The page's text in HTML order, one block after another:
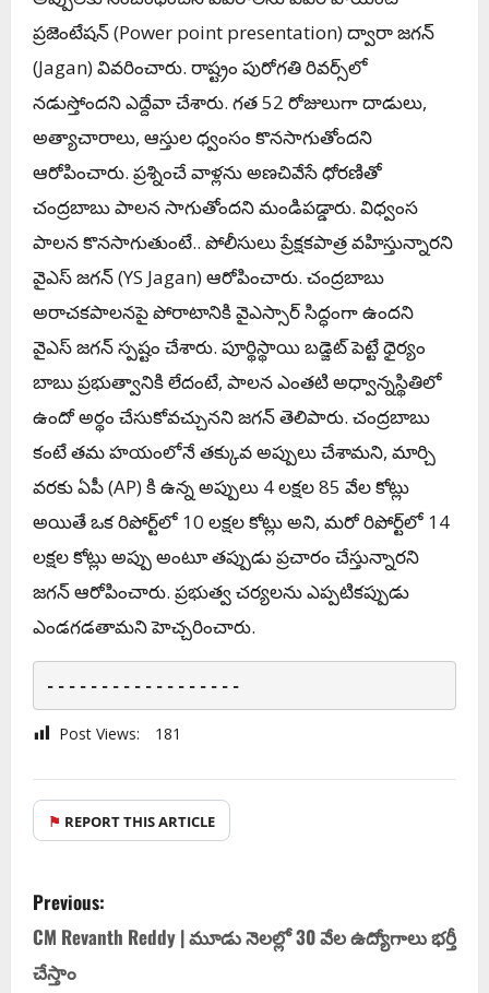
ప్రజెంటేషన్ (Power point presentation)ద్వారా జగన్
(Jagan) వివరించారు. రాష్ట్రం పురోగతి రివర్స్‌లో
నడుస్తోందని ఎద్దేవా చేశారు. గత 52 రోజులుగా దాడులు,
అత్యాచారాలు, ఆస్తుల ధ్వంసం కొనసాగుతోందని
ఆరోపించారు. ప్రశ్నించే వాళ్లను అణచివేసే ధోరణితో
చంద్రబాబు పాలన సాగుతోందని మండిపడ్డారు. విధ్వంస
పాలన కొనసాగుతుంటే.. పోలీసులు ప్రేక్షకపాత్ర వహిస్తున్నారని
వైఎస్ జగన్ (YS Jagan) ఆరోపించారు. చంద్రబాబు
అరాచకపాలనపై పోరాటానికి వైఎస్సార్‌ సిద్ధంగా ఉందని
వైఎస్‌ జగన్‌ స్పష్టం చేశారు. పూర్థిస్థాయి బడ్జెట్‌ పెట్టే ధైర్యం
బాబు ప్రభుత్వానికి లేదంటే, పాలన ఎంతటి అధ్వాన్నస్థితిలో
ఉందో అర్థం చేసుకోవ‌చ్చున‌ని జగన్ తెలిపారు. చంద్రబాబు
కంటే తమ హయంలోనే తక్కువ అప్పులు చేశామని, మార్చి
వరకు ఏపీ (AP) కి ఉన్న అప్పులు 4 లక్షల 85 వేల కోట్లు
అయితే ఒక రిపోర్ట్‌లో 10 లక్షల కోట్లు అని, మరో రిపోర్ట్‌లో 14
లక్షల కోట్లు అప్పు అంటూ తప్పుడు ప్రచారం చేస్తున్నారని
జ‌గ‌న్ ఆరోపించారు. ప్ర‌భుత్వ చ‌ర్య‌ల‌ను ఎప్ప‌టిక‌ప్పుడు
ఎండ‌గ‌డ‌తామ‌ని హెచ్చ‌రించారు.
------------------
Post Views: 181
⚑ REPORT THIS ARTICLE
Previous:
CM Revanth Reddy | మూడు నెల‌ల్లో 30 వేల ఉద్యోగాలు భ‌ర్తీ
చేస్తాం